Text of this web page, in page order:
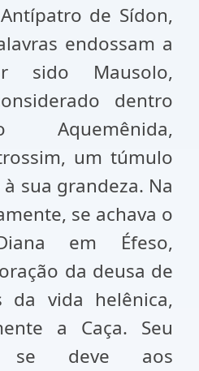
de Sídon,
endossam a
sido Mausolo,
dentro
um túmulo
sua grandeza. Na
se achava o
em Éfeso,
da deusa de
da vida helênica,
a Caça. Seu
se deve aos